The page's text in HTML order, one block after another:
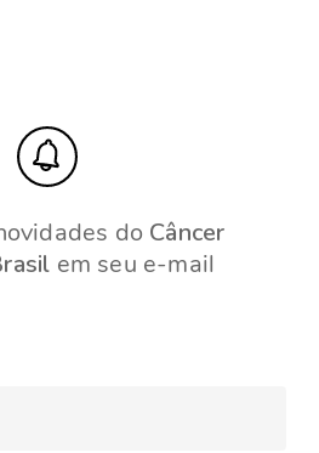
do Câncer
em seu e-mail